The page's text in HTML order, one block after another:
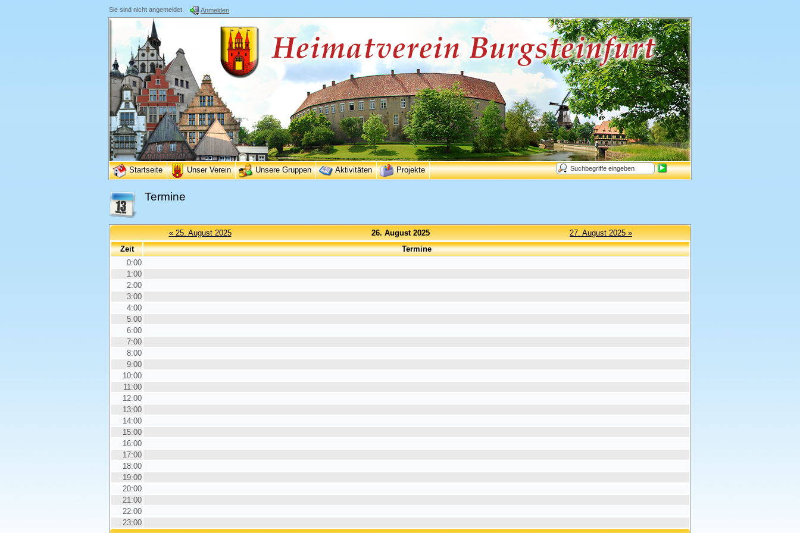
Sie sind nicht angemeldet. Anmelden
Startseite Unser Verein Unsere Gruppen Aktivitäten Projekte
Termine
« 25. August 2025 26. August 2025
27. August 2025 »
Zeit
Termine
0:00
1:00
2:00
3:00
4:00
5:00
6:00
7:00
8:00
9:00
10:00
11:00
12:00
13:00
14:00
15:00
16:00
17:00
18:00
19:00
20:00
21:00
22:00
23:00